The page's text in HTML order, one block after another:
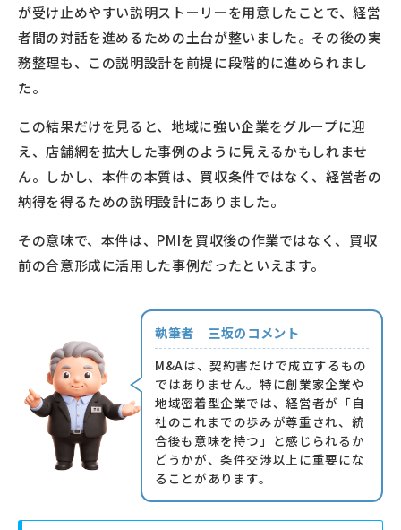
が受け止めやすい説明ストーリーを用意したことで、経営
者間の対話を進めるための土台が整いました。その後の実
務整理も、この説明設計を前提に段階的に進められまし
た。
この結果だけを見ると、地域に強い企業をグループに迎
え、店舗網を拡大した事例のように見えるかもしれませ
ん。しかし、本件の本質は、買収条件ではなく、経営者の
納得を得るための説明設計にありました。
その意味で、本件は、PMIを買収後の作業ではなく、買収
前の合意形成に活用した事例だったといえます。
執筆者｜三坂のコメント
M&Aは、契約書だけで成立するもの
ではありません。特に創業家企業や
地域密着型企業では、経営者が「自
社のこれまでの歩みが尊重され、統
合後も意味を持つ」と感じられるか
どうかが、条件交渉以上に重要にな
ることがあります。